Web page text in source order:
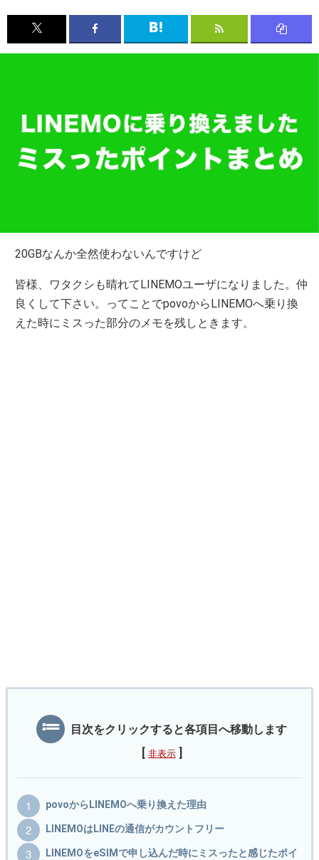
20GBなんか全然使わないんですけど
皆様、ワタクシも晴れてLINEMOユーザになりました。仲
良くして下さい。ってことでpovoからLINEMOへ乗り換
えた時にミスった部分のメモを残しときます。
目次をクリックすると各項目へ移動します
非表示
povoからLINEMOへ乗り換えた理由
LINEMOはLINEの通信がカウントフリー
LINEMOをeSIMで申し込んだ時にミスったと感じたポイ